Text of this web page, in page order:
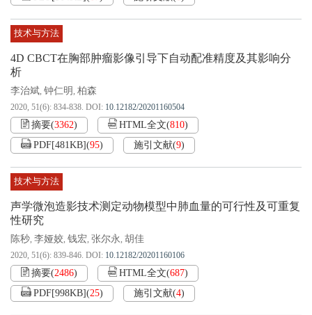
技术与方法
4D CBCT在胸部肿瘤影像引导下自动配准精度及其影响分
析
李治斌, 钟仁明, 柏森
2020, 51(6): 834-838. DOI: 10.12182/20201160504
摘要(3362) HTML全文(810)
PDF[481KB](95) 施引文献(9)
技术与方法
声学微泡造影技术测定动物模型中肺血量的可行性及可重复
性研究
陈秒, 李娅姣, 钱宏, 张尔永, 胡佳
2020, 51(6): 839-846. DOI: 10.12182/20201160106
摘要(2486) HTML全文(687)
PDF[998KB](25) 施引文献(4)